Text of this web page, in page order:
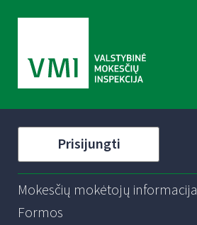
Prisijungti
Mokesčių mokėtojų informacija
Formos